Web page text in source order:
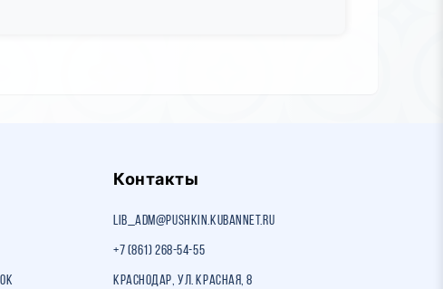
Контакты
lib_adm@pushkin.kubannet.ru
+7 (861) 268-54-55
Краснодар, ул. Красная, 8